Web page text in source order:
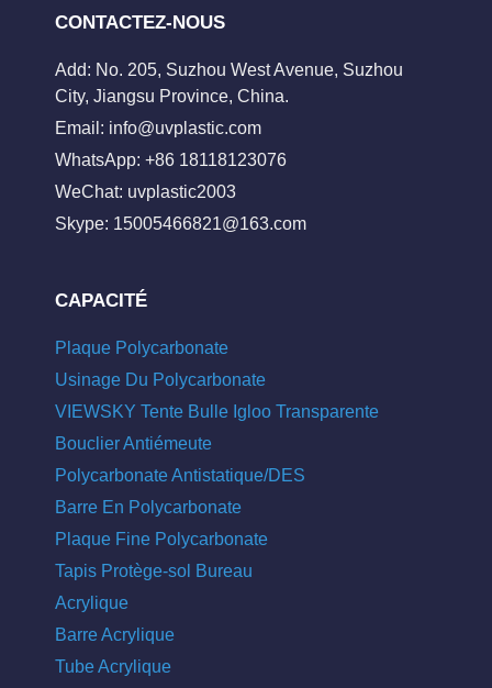
CONTACTEZ-NOUS
Add: No. 205, Suzhou West Avenue, Suzhou
City, Jiangsu Province, China.
Email: info@uvplastic.com
WhatsApp: +86 18118123076
WeChat: uvplastic2003
Skype: 15005466821@163.com
CAPACITÉ
Plaque Polycarbonate
Usinage Du Polycarbonate
VIEWSKY Tente Bulle Igloo Transparente
Bouclier Antiémeute
Polycarbonate Antistatique/DES
Barre En Polycarbonate
Plaque Fine Polycarbonate
Tapis Protège-sol Bureau
Acrylique
Barre Acrylique
Tube Acrylique